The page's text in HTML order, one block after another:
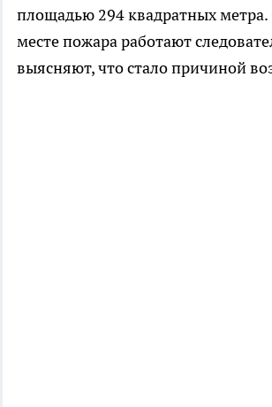
площадью 294 квадратных метра.
месте пожара работают
выясняют, что стало причиной